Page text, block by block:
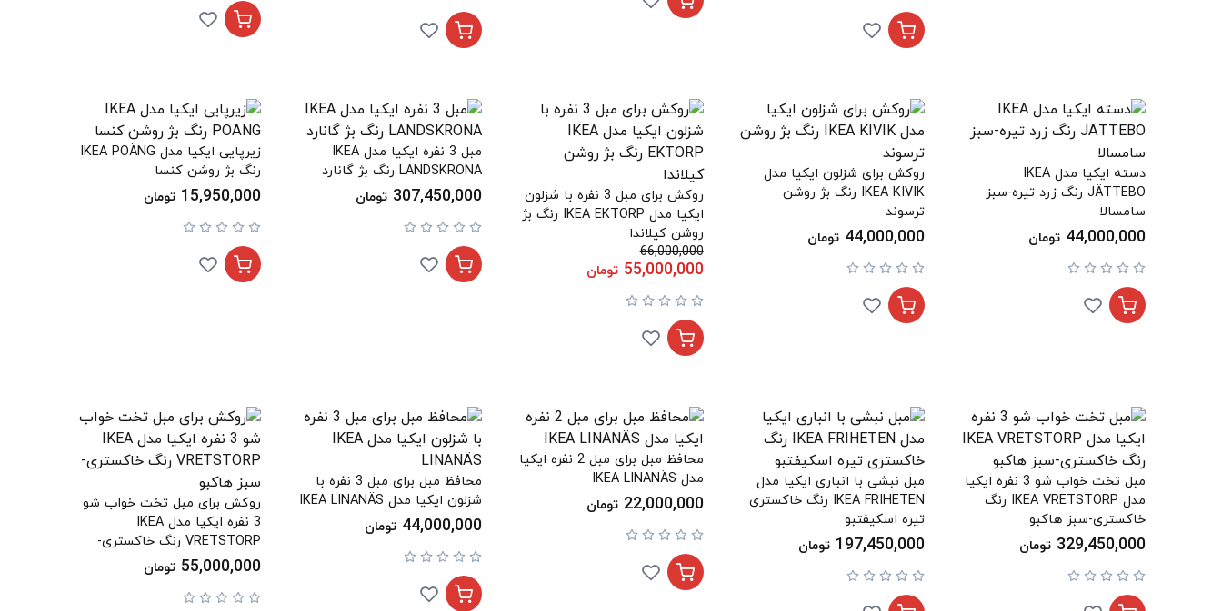
دسته ایکیا مدل IKEA
JÄTTEBO رنگ زرد تیره-سبز
سامسالا
44,000,000 تومان
روکش برای شزلون ایکیا مدل
IKEA KIVIK رنگ بژ روشن
ترسوند
44,000,000 تومان
روکش برای مبل 3 نفره با شزلون
ایکیا مدل IKEA EKTORP رنگ بژ
روشن کیلاندا
66,000,000
55,000,000 تومان
مبل 3 نفره ایکیا مدل IKEA
LANDSKRONA رنگ بژ گانارد
307,450,000 تومان
زیرپایی ایکیا مدل IKEA POÄNG
رنگ بژ روشن کنسا
15,950,000 تومان
مبل تخت خواب شو 3 نفره ایکیا
مدل IKEA VRETSTORP رنگ
خاکستری-سبز هاکبو
329,450,000 تومان
مبل نبشی با انباری ایکیا مدل
IKEA FRIHETEN رنگ خاکستری
تیره اسکیفتبو
197,450,000 تومان
محافظ مبل برای مبل 2 نفره ایکیا
مدل IKEA LINANÄS
22,000,000 تومان
محافظ مبل برای مبل 3 نفره با
شزلون ایکیا مدل IKEA LINANÄS
44,000,000 تومان
روکش برای مبل تخت خواب شو
3 نفره ایکیا مدل IKEA
VRETSTORP رنگ خاکستری-
سبز هاکبو
55,000,000 تومان